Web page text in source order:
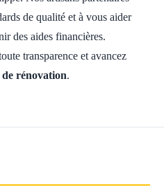
de qualité et à vous aider
des aides financières.
transparence et avancez
rénovation.